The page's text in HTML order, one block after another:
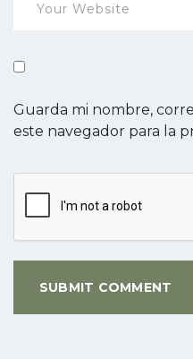
Guarda mi nombre,
este navegador para la